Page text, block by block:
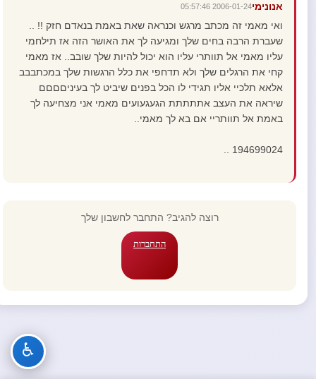
אנונימי2006-01-24 05:57:46
ואי מאמי זה מכתב מרגש וכנראה שאת באמת בנאדם חזק !! ..
שעברת הרבה בחים שלך ומגיעה לך את האושר הזה אז תילחמי
עליו מאמי אל תוותרי עליו הוא יכול להיות שלך שובב.. אז מאמי
קחי את הרגלים שלך ולא תדחפי את כלל הרגשות שלך במכתבבב
אלאא תלכיי אליו תגידי לו הכל בפנים שיביט לך בעיניםםםם
שיראה את העצב אתתתתת הגעגעועים מאמי אני מצחיעה לך
באמת אל תוותריי אם בא לך מאמי..
194699024 ..
רוצה להגיב? התחבר לחשבון שלך
התחברות
♿